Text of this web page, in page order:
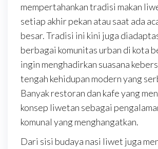
mempertahankan tradisi makan
setiap akhir pekan atau saat ada
besar. Tradisi ini kini juga
berbagai komunitas urban di kota
ingin menghadirkan suasana
tengah kehidupan modern yang
Banyak restoran dan kafe yang
konsep liwetan sebagai
komunal yang menghangatkan.
Dari sisi budaya nasi liwet juga